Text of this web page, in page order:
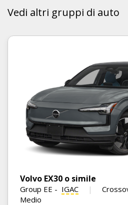
Vedi altri gruppi di auto
Volvo EX30 o simile
Group EE - IGAC
Medio